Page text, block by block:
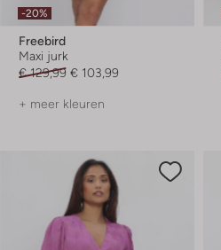
-20%
Freebird
Maxi jurk
€ 129,99 € 103,99
+ meer kleuren